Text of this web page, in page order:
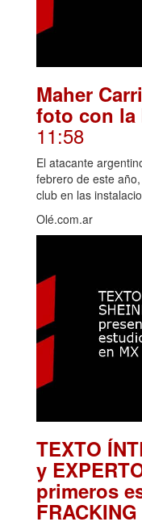
Maher
foto con la
11:58
El atacante
febrero de este
club en las
Olé.com.ar
TEXTO
y
primeros